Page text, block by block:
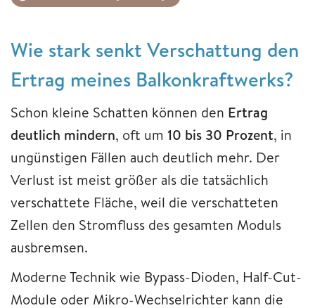
Wie stark senkt Verschattung den
Ertrag meines Balkonkraftwerks?
Schon kleine Schatten können den Ertrag
deutlich mindern, oft um 10 bis 30 Prozent, in
ungünstigen Fällen auch deutlich mehr. Der
Verlust ist meist größer als die tatsächlich
verschattete Fläche, weil die verschatteten
Zellen den Stromfluss des gesamten Moduls
ausbremsen.
Moderne Technik wie Bypass-Dioden, Half-Cut-
Module oder Mikro-Wechselrichter kann die